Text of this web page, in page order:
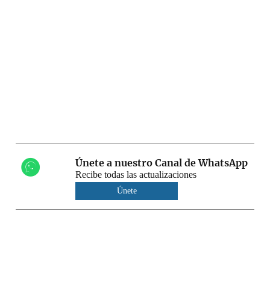
Únete a nuestro Canal de WhatsApp
Recibe todas las actualizaciones
Únete